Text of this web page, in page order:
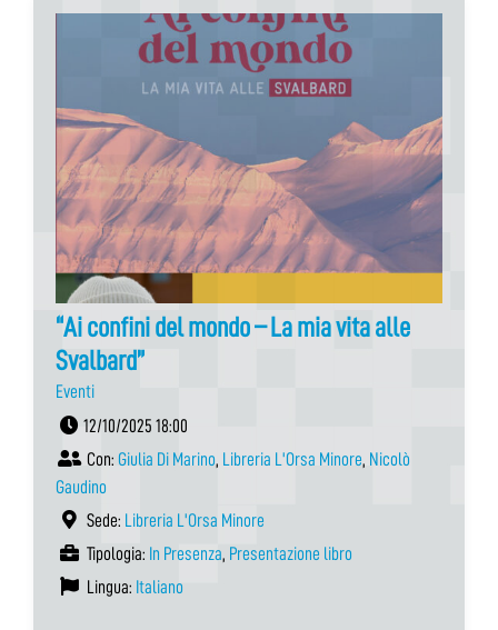
“Ai confini del mondo – La mia vita alle
Svalbard”
Eventi
12/10/2025 18:00
Con: Giulia Di Marino, Libreria L'Orsa Minore, Nicolò
Gaudino
Sede: Libreria L'Orsa Minore
Tipologia: In Presenza, Presentazione libro
Lingua: Italiano